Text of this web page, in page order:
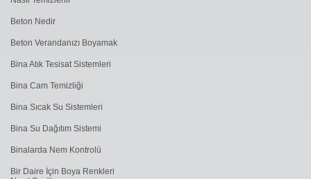
Beton Nedir
Beton Verandanızı Boyamak
Bina Atık Tesisat Sistemleri
Bina Cam Temizliği
Bina Sıcak Su Sistemleri
Bina Su Dağıtım Sistemi
Binalarda Nem Kontrolü
Bir Daire İçin Boya Renkleri